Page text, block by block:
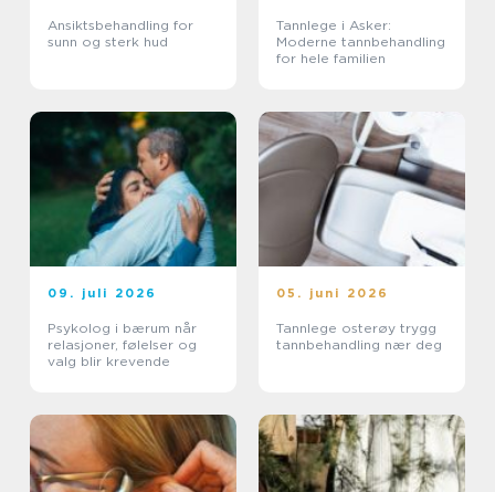
Ansiktsbehandling for
sunn og sterk hud
Tannlege i Asker:
Moderne tannbehandling
for hele familien
09. juli 2026
Psykolog i bærum når
relasjoner, følelser og
valg blir krevende
05. juni 2026
Tannlege osterøy trygg
tannbehandling nær deg